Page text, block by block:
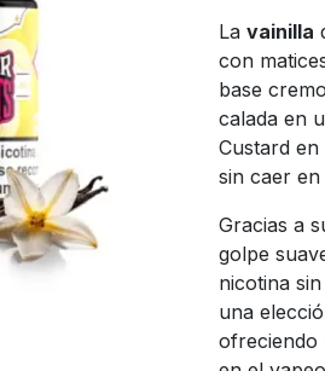
La vainilla
con
base
calada en
Custard
sin caer
Gracias a
golpe
nicotina
una
ofreciendo